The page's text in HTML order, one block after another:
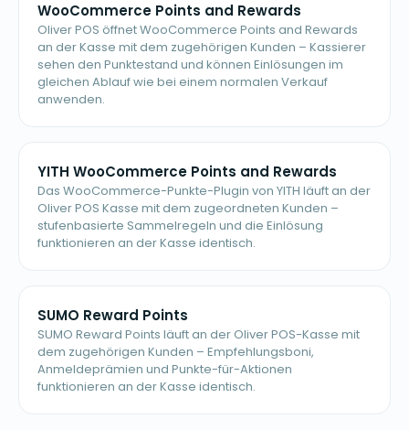
WooCommerce Points and Rewards
Oliver POS öffnet WooCommerce Points and Rewards
an der Kasse mit dem zugehörigen Kunden – Kassierer
sehen den Punktestand und können Einlösungen im
gleichen Ablauf wie bei einem normalen Verkauf
anwenden.
YITH WooCommerce Points and Rewards
Das WooCommerce-Punkte-Plugin von YITH läuft an der
Oliver POS Kasse mit dem zugeordneten Kunden –
stufenbasierte Sammelregeln und die Einlösung
funktionieren an der Kasse identisch.
SUMO Reward Points
SUMO Reward Points läuft an der Oliver POS-Kasse mit
dem zugehörigen Kunden – Empfehlungsboni,
Anmeldeprämien und Punkte-für-Aktionen
funktionieren an der Kasse identisch.